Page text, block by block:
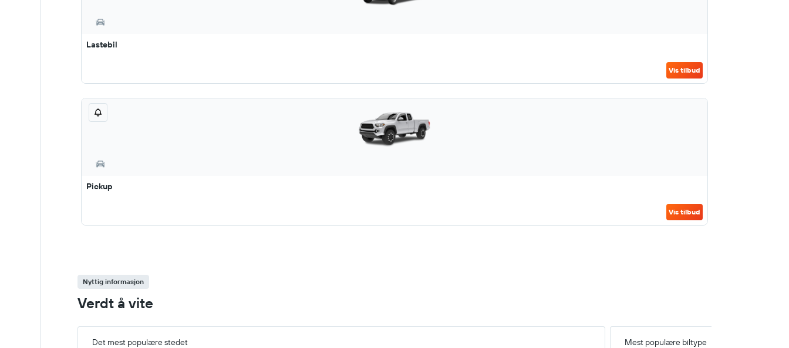
Lastebil
Vis tilbud
Pickup
Vis tilbud
Nyttig informasjon
Verdt å vite
Det mest populære stedet Mest populære biltype